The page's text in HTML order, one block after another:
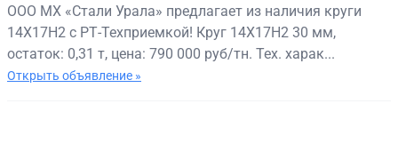
ООО МХ «Стали Урала» предлагает из наличия круги
14Х17Н2 с РТ-Техприемкой! Круг 14Х17Н2 30 мм,
остаток: 0,31 т, цена: 790 000 руб/тн. Тех. харак...
Открыть объявление »